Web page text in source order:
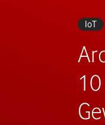
IoT